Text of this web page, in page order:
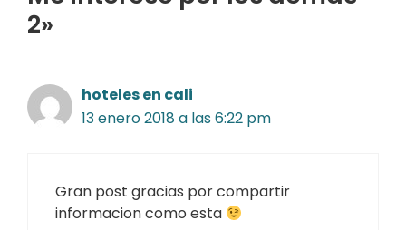
2»
hoteles en cali
13 enero 2018 a las 6:22 pm
Gran post gracias por compartir
informacion como esta